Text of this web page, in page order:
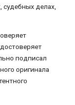
делах,
подписал
оригинала